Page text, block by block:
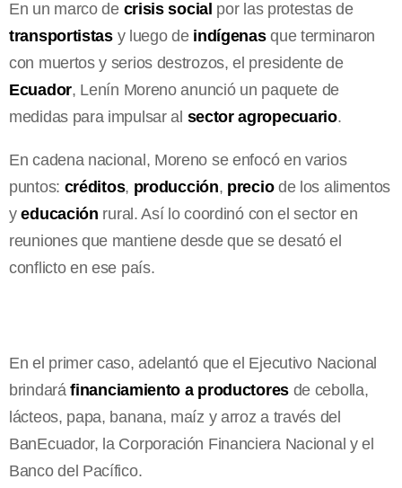
En un marco decrisis social por las protestas de
transportistasy luego deindígenasque terminaron
con muertos y serios destrozos, el presidente de
Ecuador, Lenín Moreno anunció un paquete de
medidas para impulsar al sector agropecuario.
En cadena nacional, Moreno se enfocó en varios
puntos: créditos, producción, preciode los alimentos
yeducación rural. Así lo coordinó con el sector en
reuniones que mantiene desde que se desató el
conflicto en ese país.
En el primer caso, adelantó que el Ejecutivo Nacional
brindará financiamiento a productoresde cebolla,
lácteos, papa, banana, maíz y arroz a través del
BanEcuador, la Corporación Financiera Nacional y el
Banco del Pacífico.